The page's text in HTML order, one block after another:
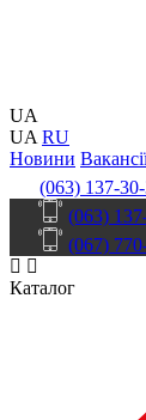
UA
UA RU
Новини
(063) 137-
(063)
(067)
Каталог